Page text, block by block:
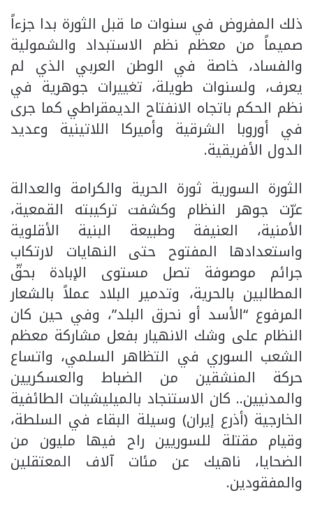
ذلك المفروض في سنوات ما قبل الثورة بدا جزءاً
صميماً من معظم نظم الاستبداد والشمولية
والفساد، خاصة في الوطن العربي الذي لم
يعرف، ولسنوات طويلة، تغييرات جوهرية في
نظم الحكم باتجاه الانفتاح الديمقراطي كما جرى
في أوروبا الشرقية وأميركا اللاتينية وعديد
الدول الأفريقية.
الثورة السورية ثورة الحرية والكرامة والعدالة
عرّت جوهر النظام وكشفت تركيبته القمعية،
الأمنية، العنيفة وطبيعة البنية الأقلوية
واستعدادها المفتوح حتى النهايات لارتكاب
جرائم موصوفة تصل مستوى الإبادة بحقّ
المطالبين بالحرية، وتدمير البلاد عملاً بالشعار
المرفوع “الأسد أو نحرق البلد”، وفي حين كان
النظام على وشك الانهيار بفعل مشاركة معظم
الشعب السوري في التظاهر السلمي، واتساع
حركة المنشقين من الضباط والعسكريين
والمدنيين.. كان الاستنجاد بالميليشيات الطائفية
الخارجية (أذرع إيران) وسيلة البقاء في السلطة،
وقيام مقتلة للسوريين راح فيها مليون من
الضحايا، ناهيك عن مئات آلاف المعتقلين
والمفقودين.